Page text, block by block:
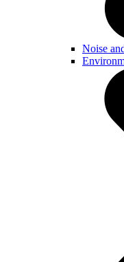
Noise